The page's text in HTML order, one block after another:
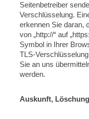
Seitenbetreiber
Verschlüsselung.
erkennen Sie daran,
von „http://“ auf
Symbol in Ihrer
TLS-
Sie an uns
werden.
Auskunft,